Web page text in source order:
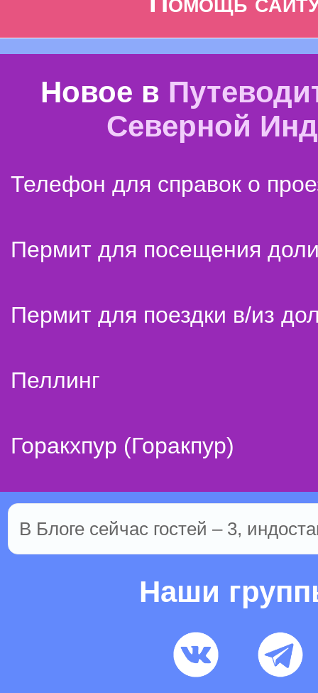
Новое в
Северной
Телефон для справок о
Пермит для посещения
Пермит для поездки в/из
Пеллинг
Горакхпур (Горакпур)
В Блоге сейчас гостей – 3,
Наши